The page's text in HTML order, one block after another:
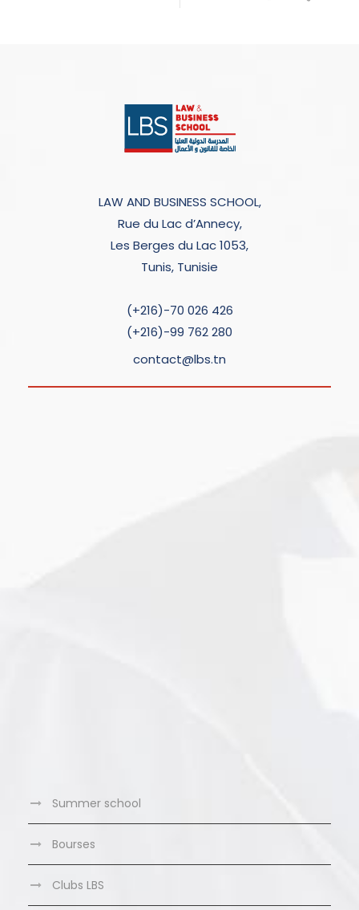
LAW AND BUSINESS SCHOOL,
Rue du Lac d’Annecy,
Les Berges du Lac 1053,
Tunis, Tunisie
(+216)-70 026 426
(+216)-99 762 280
contact@lbs.tn
Summer school
Bourses
Clubs LBS